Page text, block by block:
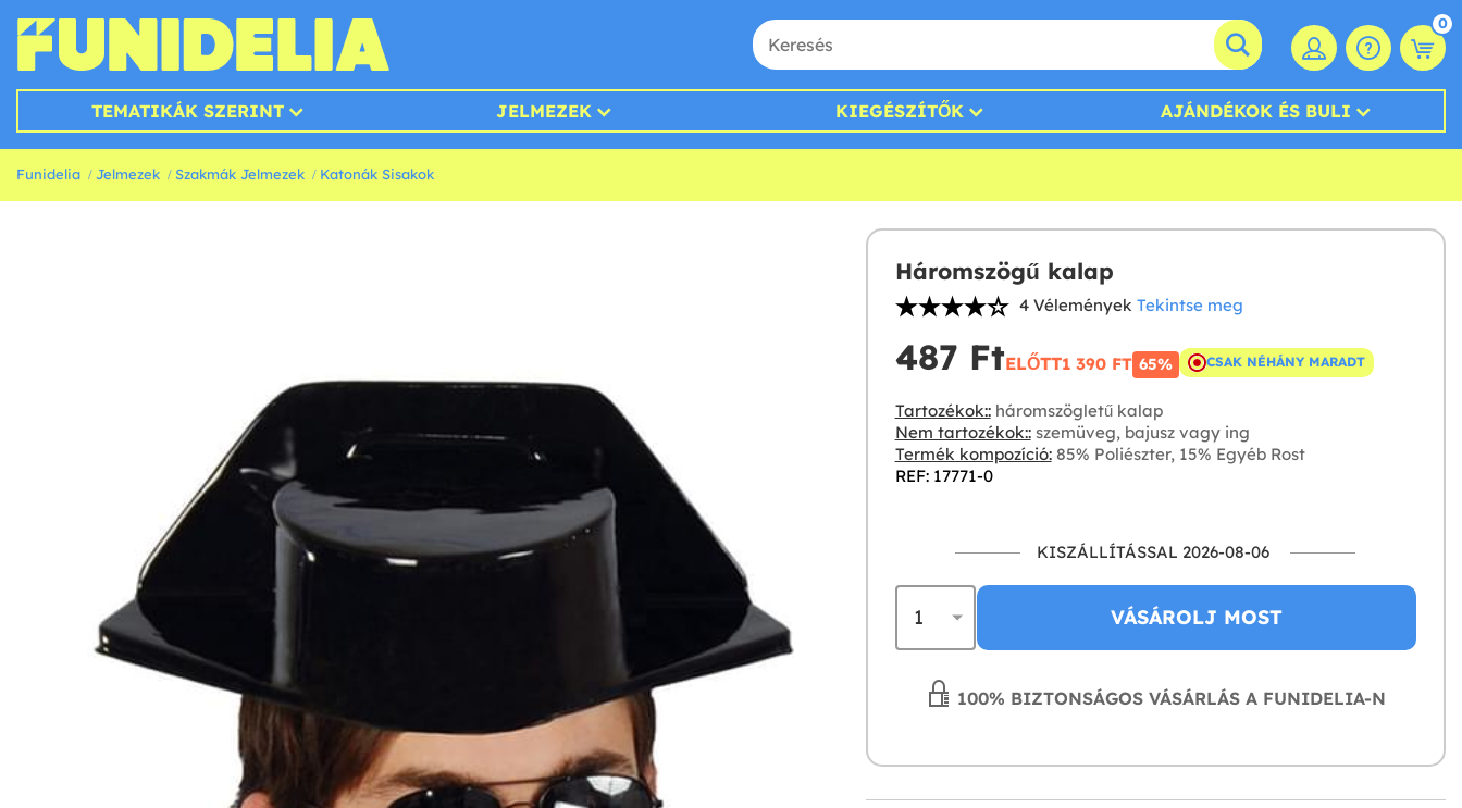
0
TEMATIKÁK SZERINT JELMEZEK KIEGÉSZÍTŐK AJÁNDÉKOK ÉS BULI
Funidelia Jelmezek Szakmák Jelmezek Katonák Sisakok
Háromszögű kalap
4 Vélemények Tekintse meg
487 Ft‎ELŐTT1 390 FT‎ 65% CSAK NÉHÁNY MARADT
Tartozékok::háromszögletű kalap
Nem tartozékok::szemüveg, bajusz vagy ing
Termék kompozíció:85% Poliészter, 15% Egyéb Rost
REF: 17771-0
KISZÁLLÍTÁSSAL 2026-08-06
VÁSÁROLJ MOST
100% BIZTONSÁGOS VÁSÁRLÁS A FUNIDELIA-N